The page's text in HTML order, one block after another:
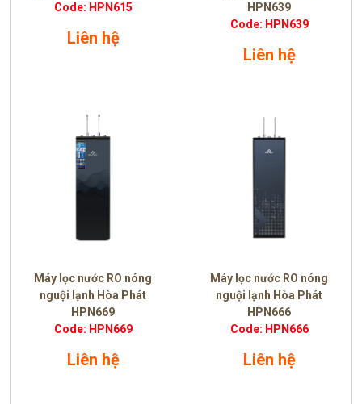
Code: HPN615
Liên hệ
HPN639
Code: HPN639
Liên hệ
Máy lọc nước RO nóng
nguội lạnh Hòa Phát
HPN669
Code: HPN669
Liên hệ
Máy lọc nước RO nóng
nguội lạnh Hòa Phát
HPN666
Code: HPN666
Liên hệ